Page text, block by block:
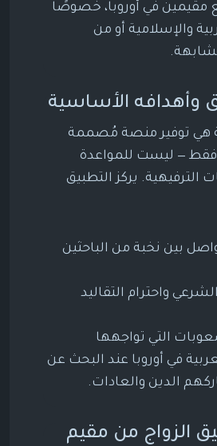
مقيمين في أوروبا، خصوصًا
والإسلامية أو من
وأهدافه الأساسية
هي توفير منصة مُصممة
فقط — ليست للمواعدة
الترفيهية. يركز التطبيق
بين نخبة من الباحثين
واحترام التقاليد
التي تواجهها
في أوروبا عند البحث عن
الدين والعادات.
الزواج من مقيم